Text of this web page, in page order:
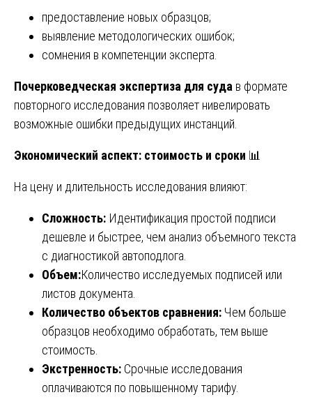
предоставление новых образцов;
выявление методологических ошибок;
сомнения в компетенции эксперта.
Почерковедческая экспертиза для суда в формате
повторного исследования позволяет нивелировать
возможные ошибки предыдущих инстанций.
Экономический аспект: стоимость и сроки 📊
На цену и длительность исследования влияют:
Сложность: Идентификация простой подписи
дешевле и быстрее, чем анализ объемного текста
с диагностикой автоподлога.
Объем:Количество исследуемых подписей или
листов документа.
Количество объектов сравнения: Чем больше
образцов необходимо обработать, тем выше
стоимость.
Экстренность: Срочные исследования
оплачиваются по повышенному тарифу.